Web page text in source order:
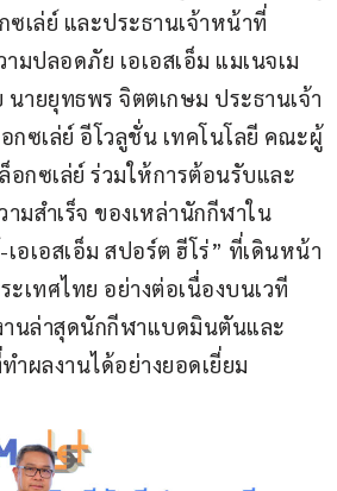
เล่ย์ และประธานเจ้าหน้าที่
มปลอดภัย เอเอสเอ็ม แมเนจเม
นายยุทธพร จิตตเกษม ประธานเจ้า
ซเล่ย์ อีโวลูชั่น เทคโนโลยี คณะผู้
กซเล่ย์ ร่วมให้การต้อนรับและ
มสำเร็จ ของเหล่านักกีฬาใน
เอเอสเอ็ม สปอร์ต ฮีโร่” ที่เดินหน้า
ะเทศไทย อย่างต่อเนื่องบนเวที
านล่าสุดนักกีฬาแบดมินตันและ
ผลงานได้อย่างยอดเยี่ยม